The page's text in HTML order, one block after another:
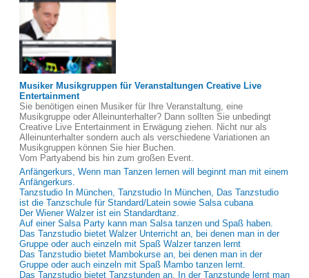
Musiker Musikgruppen für Veranstaltungen Creative Live
Entertainment
Sie benötigen einen Musiker für Ihre Veranstaltung, eine
Musikgruppe oder Alleinunterhalter? Dann sollten Sie unbedingt
Creative Live Entertainment in Erwägung ziehen. Nicht nur als
Alleinunterhalter sondern auch als verschiedene Variationen an
Musikgruppen können Sie hier Buchen.
Vom Partyabend bis hin zum großen Event.
Anfängerkurs, Wenn man Tanzen lernen will beginnt man mit einem
Anfängerkurs.
Tanzstudio In München, Tanzstudio In München, Das Tanzstudio
ist die Tanzschule für Standard/Latein sowie Salsa cubana
Der Wiener Walzer ist ein Standardtanz.
Auf einer Salsa Party kann man Salsa tanzen und Spaß haben.
Das Tanzstudio bietet Walzer Unterricht an, bei denen man in der
Gruppe oder auch einzeln mit Spaß Walzer tanzen lernt
Das Tanzstudio bietet Mambokurse an, bei denen man in der
Gruppe oder auch einzeln mit Spaß Mambo tanzen lernt.
Das Tanzstudio bietet Tanzstunden an. In der Tanzstunde lernt man